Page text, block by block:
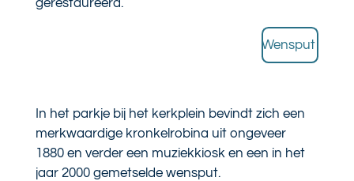
gerestaureerd.
Wensput
In het parkje bij het kerkplein bevindt zich een
merkwaardige kronkelrobina uit ongeveer
1880 en verder een muziekkiosk en een in het
jaar 2000 gemetselde wensput.